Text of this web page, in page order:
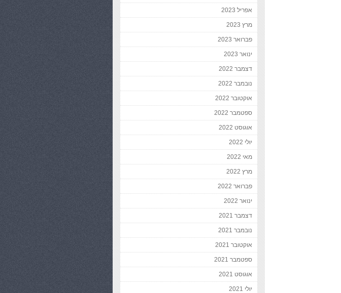
אפריל 2023
מרץ 2023
פברואר 2023
ינואר 2023
דצמבר 2022
נובמבר 2022
אוקטובר 2022
ספטמבר 2022
אוגוסט 2022
יולי 2022
מאי 2022
מרץ 2022
פברואר 2022
ינואר 2022
דצמבר 2021
נובמבר 2021
אוקטובר 2021
ספטמבר 2021
אוגוסט 2021
יולי 2021